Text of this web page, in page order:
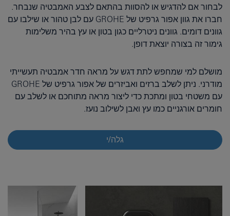
לבחור אם להדגיש או להסוות בהתאם לצבע האמבטיה שנבחר.
חברו את גוון אפור גרפיט של GROHE עם לבן טהור או שילבו עם
גוונים דומים. גוונים ניטרליים כגון בטון או עץ בהיר משלימות
גימור זה בצורה יוצאת דופן.
מושלם למי שמחפש לתת דגש על מראה חדר אמבטיה תעשייתי
מודרני. ניתן לשלב ברזים ואביזרים של אפור גרפיט של GROHE
עם משטחי בטון ומתכת כדי ליצור מראה מתוחכם או לשלב עם
חומרים אורגניים כמו עץ ​​ואבן לשילוב נועז.
גלה/י